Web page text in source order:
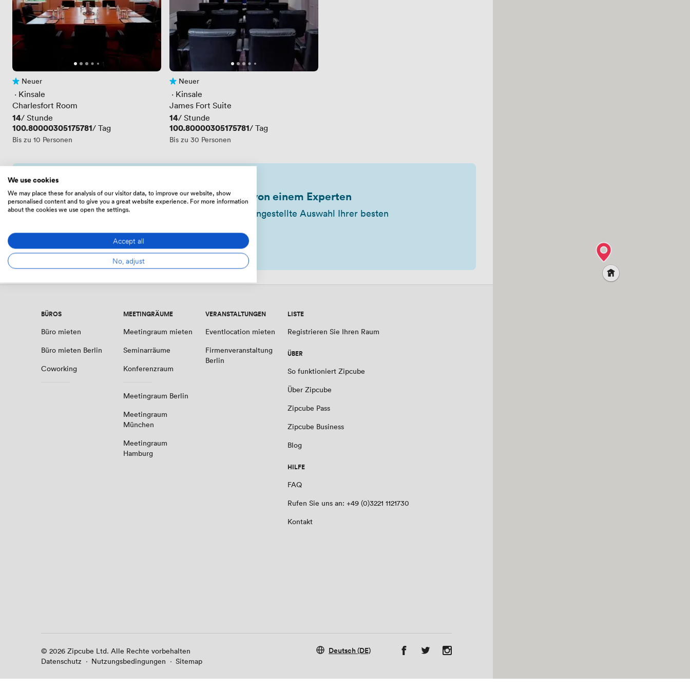
Noch keine Bewertungen
Neuer
· Kinsale
Charlesfort Room
Preis
14/ Stunde
Preis
100.80000305175781/ Tag
Bis zu 10 Personen
Noch keine Bewertungen
Neuer
· Kinsale
James Fort Suite
Preis
14/ Stunde
Preis
100.80000305175781/ Tag
Bis zu 30 Personen
Scrollen überspringen
Erhalten Sie eine maßgeschneiderte Auswahl von einem Experten
Wir senden Ihnen eine kostenlose, fachkundig zusammengestellte Auswahl Ihrer besten
Erhalten Sie Ihre Shortlist
BÜROS
Büro mieten
Büro mieten Berlin
Coworking
MEETINGRÄUME
Meetingraum mieten
Seminarräume
Konferenzraum
Meetingraum Berlin
Meetingraum
München
Meetingraum
Hamburg
VERANSTALTUNGEN
Eventlocation mieten
Firmenveranstaltung
Berlin
LISTE
Registrieren Sie Ihren Raum
ÜBER
So funktioniert Zipcube
Über Zipcube
Zipcube Pass
Zipcube Business
Blog
HILFE
FAQ
Rufen Sie uns an: +49 (0)3221 1121730
Kontakt
Deutsch (DE)
© 2026 Zipcube Ltd. Alle Rechte vorbehalten
Datenschutz · Nutzungsbedingungen · Sitemap
We use cookies
We may place these for analysis of our visitor data, to improve our website, show
personalised content and to give you a great website experience. For more information
about the cookies we use open the settings.
Accept all
No, adjust